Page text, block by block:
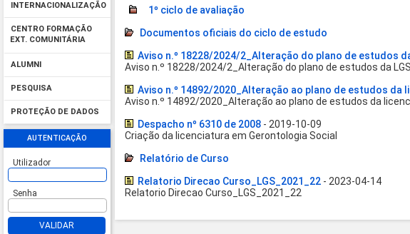
INTERNACIONALIZAÇÃO
CENTRO FORMAÇÃO
EXT. COMUNITÁRIA
ALUMNI
PESQUISA
PROTEÇÃO DE DADOS
AUTENTICAÇÃO
Utilizador
Senha
VALIDAR
1º ciclo de avaliação
Documentos oficiais do ciclo de estudo
Aviso n.º 18228/2024/2_Alteração do plano de estudos
Aviso n.º 18228/2024/2_Alteração do plano de estudos da LGS
Aviso n.º 14892/2020_Alteração ao plano de estudos da
Aviso n.º 14892/2020_Alteração ao plano de estudos da
Despacho nº 6310 de 2008 - 2019-10-09
Criação da licenciatura em Gerontologia Social
Relatório de Curso
Relatorio Direcao Curso_LGS_2021_22 - 2023-04-14
Relatorio Direcao Curso_LGS_2021_22